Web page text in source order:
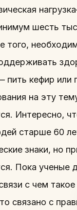
шесть
того,
пить кефир или
на эту
Интересно,
старше 60
знаки, но
Пока ученые
с чем
связано с